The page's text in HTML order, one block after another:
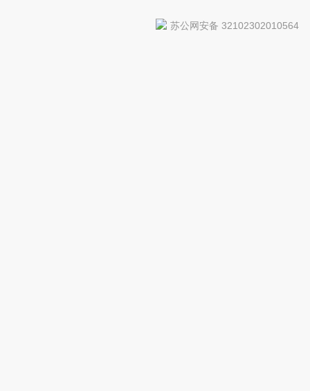
苏公网安备 32102302010564